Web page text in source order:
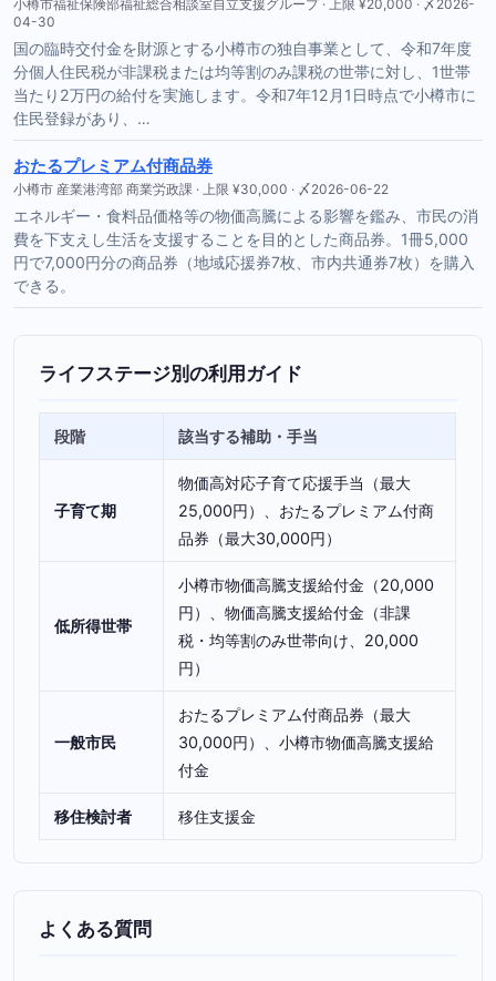
小樽市福祉保険部福祉総合相談室自立支援グループ · 上限 ¥20,000 · 〆2026-
04-30
国の臨時交付金を財源とする小樽市の独自事業として、令和7年度
分個人住民税が非課税または均等割のみ課税の世帯に対し、1世帯
当たり2万円の給付を実施します。令和7年12月1日時点で小樽市に
住民登録があり、…
おたるプレミアム付商品券
小樽市 産業港湾部 商業労政課 · 上限 ¥30,000 · 〆2026-06-22
エネルギー・食料品価格等の物価高騰による影響を鑑み、市民の消
費を下支えし生活を支援することを目的とした商品券。1冊5,000
円で7,000円分の商品券（地域応援券7枚、市内共通券7枚）を購入
できる。
ライフステージ別の利用ガイド
段階 該当する補助・手当
子育て期
物価高対応子育て応援手当（最大
25,000円）、おたるプレミアム付商
品券（最大30,000円）
低所得世帯
小樽市物価高騰支援給付金（20,000
円）、物価高騰支援給付金（非課
税・均等割のみ世帯向け、20,000
円）
一般市民
おたるプレミアム付商品券（最大
30,000円）、小樽市物価高騰支援給
付金
移住検討者 移住支援金
よくある質問